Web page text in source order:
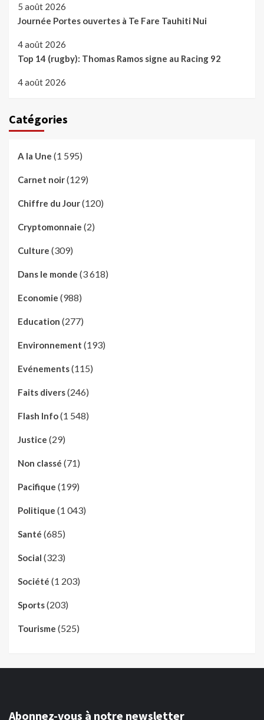
5 août 2026
Journée Portes ouvertes à Te Fare Tauhiti Nui
4 août 2026
Top 14 (rugby): Thomas Ramos signe au Racing 92
4 août 2026
Catégories
A la Une (1 595)
Carnet noir(129)
Chiffre du Jour(120)
Cryptomonnaie (2)
Culture (309)
Dans le monde (3 618)
Economie (988)
Education (277)
Environnement (193)
Evénements(115)
Faits divers(246)
Flash Info(1 548)
Justice (29)
Non classé (71)
Pacifique (199)
Politique (1 043)
Santé (685)
Social (323)
Société (1 203)
Sports(203)
Tourisme (525)
Abonnez-vous à notre newsletter